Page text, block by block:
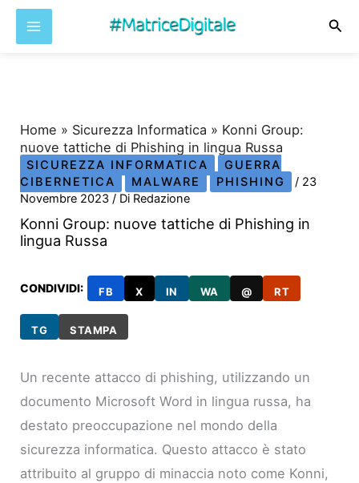
Home » Sicurezza Informatica » Konni Group:
nuove tattiche di Phishing in lingua Russa
SICUREZZA INFORMATICA
GUERRA
CIBERNETICA
MALWARE PHISHING / 23
Novembre 2023/ Di Redazione
Konni Group: nuove tattiche di Phishing in
lingua Russa
CONDIVIDI: FB X IN WA @ RT
TG STAMPA
Un recente attacco di phishing, utilizzando un
documento Microsoft Word in lingua russa, ha
destato preoccupazione nel mondo della
sicurezza informatica. Questo attacco è stato
attribuito al gruppo di minaccia noto come Konni,